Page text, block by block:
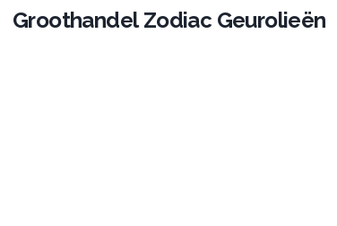
Groothandel Zodiac Geurolieën